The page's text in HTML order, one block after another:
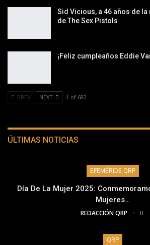
Sid Vicious, a 46 años de
de The Sex Pistols
¡Feliz cumpleaños Eddie
PREV NEXT 1 of 682
ÚLTIMAS NOTICIAS
EFEMÉRIDE QRP
Día De La Mujer 2025:
Mujeres…
REDACCIÓN QRP
QRP